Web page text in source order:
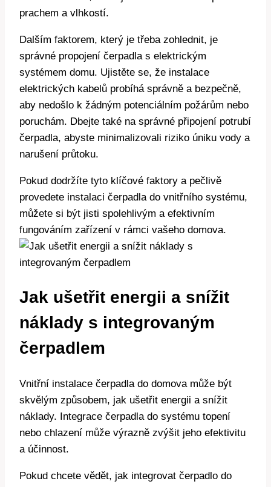
prachem a vlhkostí.
Dalším faktorem, který je třeba zohlednit, je
správné propojení čerpadla s elektrickým
systémem domu. Ujistěte se, že instalace
elektrických kabelů probíhá správně a bezpečně,
aby nedošlo k žádným potenciálním požárům nebo
poruchám. Dbejte také na správné připojení potrubí
čerpadla, abyste minimalizovali riziko úniku vody a
narušení průtoku.
Pokud dodržíte tyto klíčové faktory a pečlivě
provedete instalaci čerpadla do vnitřního systému,
můžete si být jisti spolehlivým a efektivním
fungováním zařízení v rámci vašeho domova.
Jak ušetřit energii a snížit
náklady s integrovaným
čerpadlem
Vnitřní instalace čerpadla do domova může být
skvělým způsobem, jak ušetřit energii a snížit
náklady. Integrace čerpadla do systému topení
nebo chlazení může výrazně zvýšit jeho efektivitu
a účinnost.
Pokud chcete vědět, jak integrovat čerpadlo do